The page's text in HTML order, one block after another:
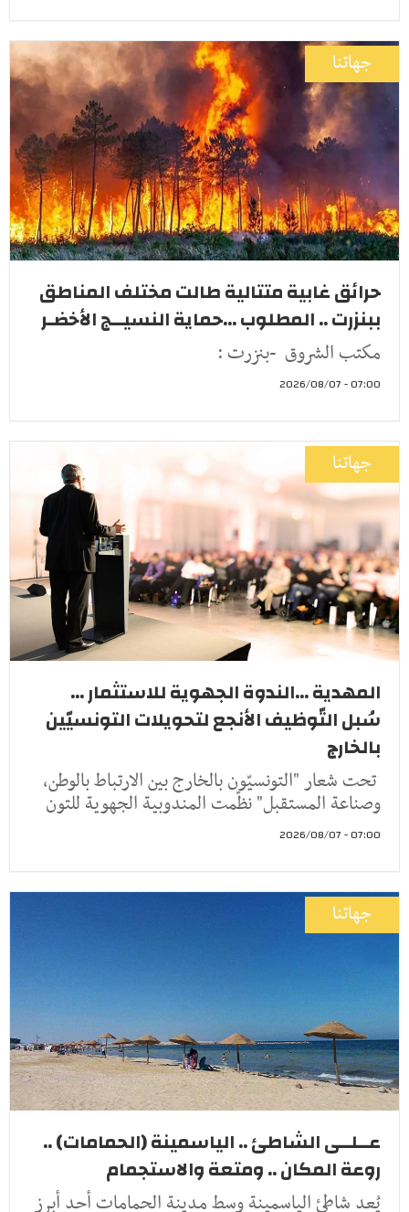
جهاتنا
حرائق غابية متتالية طالت مختلف المناطق
ببنزرت .. المطلوب ...حماية النسيــج الأخضـر
مكتب الشروق -بنزرت :
07:00 - 2026/08/07
جهاتنا
المهدية ...الندوة الجهوية للاستثمار ...
سُبل التّوظيف الأنجع لتحويلات التونسيّين
بالخارج
تحت شعار "التونسيّون بالخارج بين الارتباط بالوطن،
وصناعة المستقبل" نظّمت المندوبية الجهوية للتون
07:00 - 2026/08/07
جهاتنا
عــلــى الشاطئ .. الياسمينة (الحمامات) ..
روعة المكان .. ومتعة والاستجمام
يُعد شاطئ الياسمينة وسط مدينة الحمامات أحد أبرز